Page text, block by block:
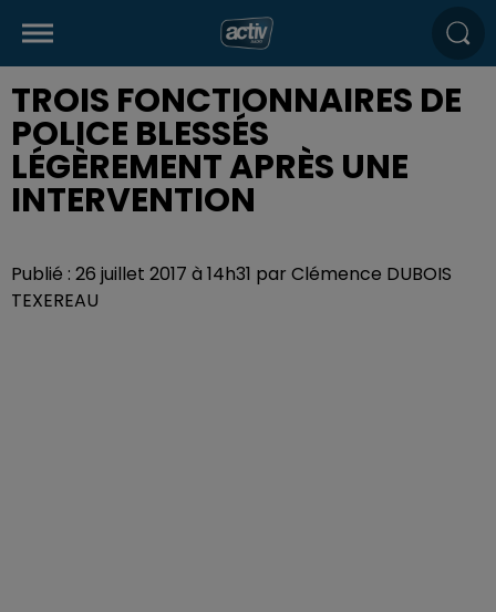
TROIS FONCTIONNAIRES DE
POLICE BLESSÉS
LÉGÈREMENT APRÈS UNE
INTERVENTION
Publié : 26 juillet 2017 à 14h31 par Clémence DUBOIS
TEXEREAU